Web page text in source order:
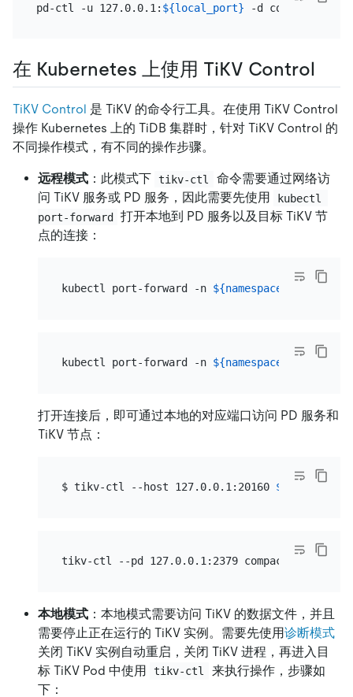
pd-ctl -u 127.0.0.1: ${local_port}
在 Kubernetes 上使用 TiKV Control
TiKV Control 是 TiKV 的命令行工具。在使用 TiKV Control
操作 Kubernetes 上的 TiDB 集群时，针对 TiKV Control 的
不同操作模式，有不同的操作步骤。
远程模式 ：此模式下 tikv-ctl
命令需要通过网络访
问 TiKV 服务或 PD 服务，因此需要先使用
kubectl
port-forward 打开本地到 PD 服务以及目标 TiKV 节
点的连接：
kubectl port-forward -n ${namespace}
kubectl port-forward -n ${namespace}
打开连接后，即可通过本地的对应端口访问 PD 服务和
TiKV 节点：
$ tikv-ctl --host 127.0.0.1:20160
本地模式 ：本地模式需要访问 TiKV 的数据文件，并且
需要停止正在运行的 TiKV 实例。需要先使用诊断模式
关闭 TiKV 实例自动重启，关闭 TiKV 进程，再进入目
标 TiKV Pod 中使用
tikv-ctl
来执行操作，步骤如
下：